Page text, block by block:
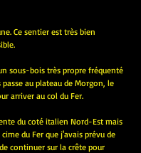
Ce sentier est très bien
sous-bois très propre fréquenté
au plateau de Morgon, le
arriver au col du Fer.
du coté italien Nord-Est mais
du Fer que j'avais prévu de
continuer sur la crête pour